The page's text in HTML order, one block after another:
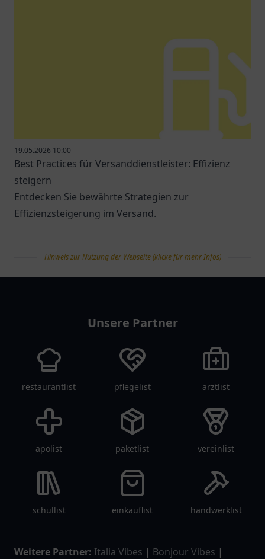
19.05.2026 10:00
Best Practices für Versanddienstleister: Effizienz
steigern
Entdecken Sie bewährte Strategien zur
Effizienzsteigerung im Versand.
Hinweis zur Nutzung der Webseite (klicke für mehr Infos)
Unsere Partner
restaurantlist pflegelist arztlist
apolist paketlist vereinlist
schullist einkauflist handwerklist
Weitere Partner: Italia Vibes | Bonjour Vibes |